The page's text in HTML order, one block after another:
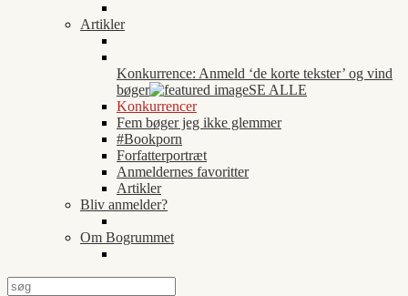
Artikler
Konkurrence: Anmeld ‘de korte tekster’ og vind
bøger
SE ALLE
Konkurrencer
Fem bøger jeg ikke glemmer
#Bookporn
Forfatterportræt
Anmeldernes favoritter
Artikler
Bliv anmelder?
Om Bogrummet